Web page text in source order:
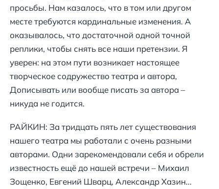
просьбы. Нам казалось, что в том или другом
месте требуются кардинальные изменения. А
оказывалось, что достаточной одной точной
реплики, чтобы снять все наши претензии. Я
уверен: на этом пути возникает настоящее
творческое содружество театра и автора,
Дописывать или вообще писать за автора –
никуда не годится.
РАЙКИН: За тридцать пять лет существования
нашего театра мы работали с очень разными
авторами. Одни зарекомендовали себя и обрели
известность ещё до нашей встречи – Михаил
Зощенко, Евгений Шварц, Александр Хазин...